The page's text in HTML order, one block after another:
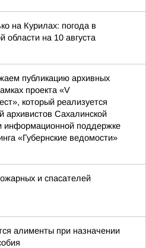
на Курилах: погода в
области на 10 августа
публикацию архивных
проекта «V
который реализуется
архивистов Сахалинской
информационной поддержке
«Губернские ведомости»
и спасателей
алименты при назначении